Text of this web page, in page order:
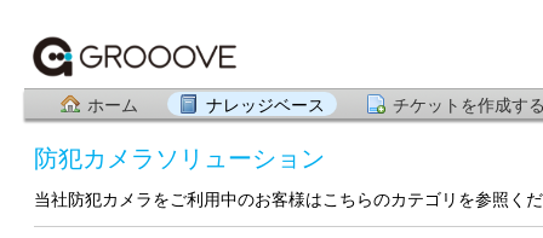
ホーム ナレッジベース チケットを作成す
防犯カメラソリューション
当社防犯カメラをご利用中のお客様はこちらのカテゴリを参照く